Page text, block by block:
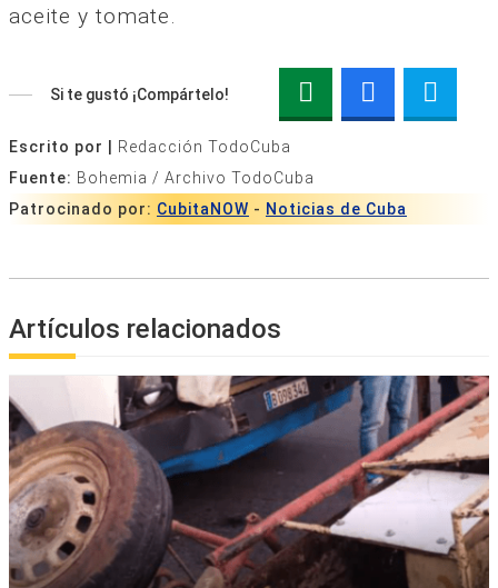
aceite y tomate.
Si te gustó ¡Compártelo!
Escrito por |
Redacción TodoCuba
Fuente: Bohemia / Archivo TodoCuba
Patrocinado por: CubitaNOW - Noticias de Cuba
Artículos relacionados